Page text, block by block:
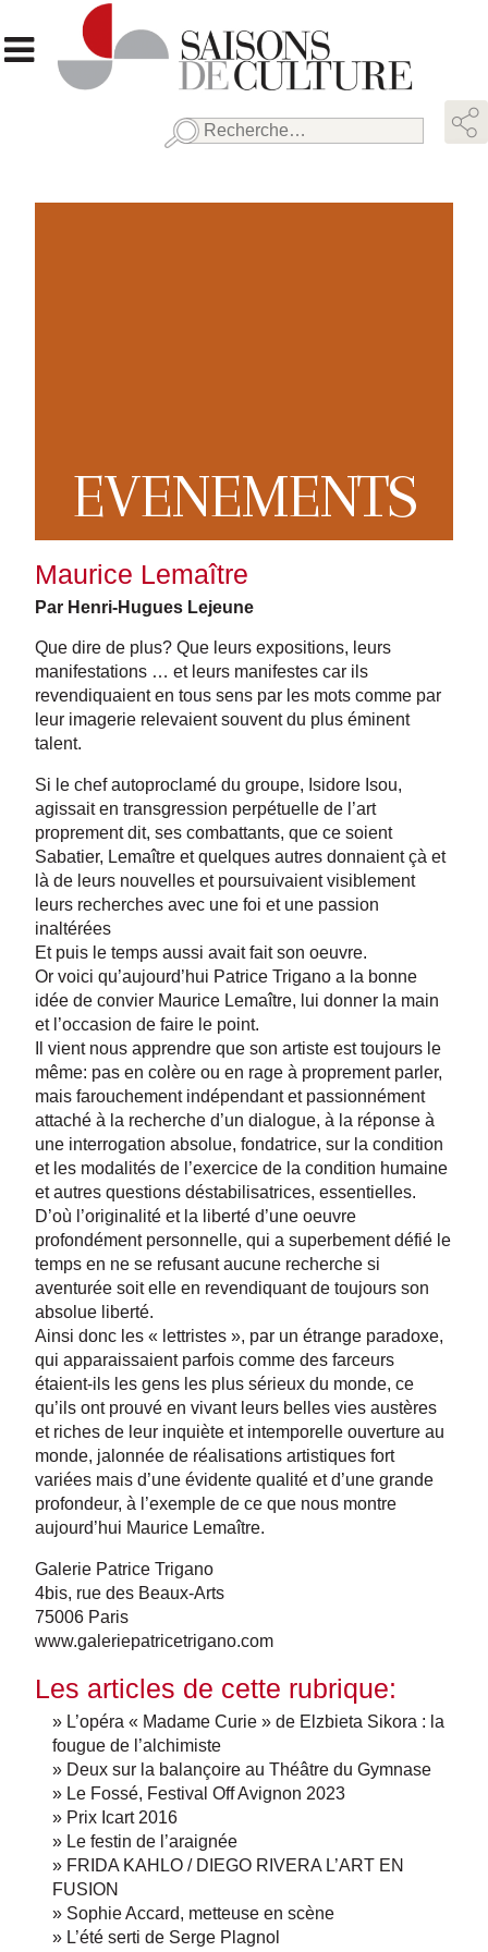
Rechercher :
EVENEMENTS
Maurice Lemaître
Par Henri-Hugues Lejeune
Que dire de plus? Que leurs expositions, leurs
manifestations … et leurs manifestes car ils
revendiquaient en tous sens par les mots comme par
leur imagerie relevaient souvent du plus éminent
talent.
Si le chef autoproclamé du groupe, Isidore Isou,
agissait en transgression perpétuelle de l’art
proprement dit, ses combattants, que ce soient
Sabatier, Lemaître et quelques autres donnaient çà et
là de leurs nouvelles et poursuivaient visiblement
leurs recherches avec une foi et une passion
inaltérées
Et puis le temps aussi avait fait son oeuvre.
Or voici qu’aujourd’hui Patrice Trigano a la bonne
idée de convier Maurice Lemaître, lui donner la main
et l’occasion de faire le point.
Il vient nous apprendre que son artiste est toujours le
même: pas en colère ou en rage à proprement parler,
mais farouchement indépendant et passionnément
attaché à la recherche d’un dialogue, à la réponse à
une interrogation absolue, fondatrice, sur la condition
et les modalités de l’exercice de la condition humaine
et autres questions déstabilisatrices, essentielles.
D’où l’originalité et la liberté d’une oeuvre
profondément personnelle, qui a superbement défié le
temps en ne se refusant aucune recherche si
aventurée soit elle en revendiquant de toujours son
absolue liberté.
Ainsi donc les « lettristes », par un étrange paradoxe,
qui apparaissaient parfois comme des farceurs
étaient-ils les gens les plus sérieux du monde, ce
qu’ils ont prouvé en vivant leurs belles vies austères
et riches de leur inquiète et intemporelle ouverture au
monde, jalonnée de réalisations artistiques fort
variées mais d’une évidente qualité et d’une grande
profondeur, à l’exemple de ce que nous montre
aujourd’hui Maurice Lemaître.
Galerie Patrice Trigano
4bis, rue des Beaux-Arts
75006 Paris
www.galeriepatricetrigano.com
Les articles de cette rubrique:
» L’opéra « Madame Curie » de Elzbieta Sikora : la
fougue de l’alchimiste
» Deux sur la balançoire au Théâtre du Gymnase
» Le Fossé, Festival Off Avignon 2023
» Prix Icart 2016
» Le festin de l’araignée
» FRIDA KAHLO / DIEGO RIVERA L’ART EN
FUSION
» Sophie Accard, metteuse en scène
» L’été serti de Serge Plagnol